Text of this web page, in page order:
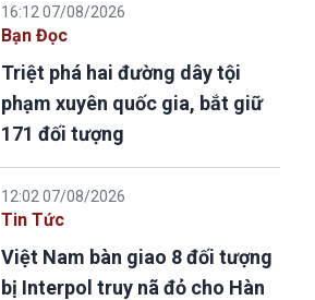
16:12 07/08/2026
Bạn Đọc
Triệt phá hai đường dây tội
phạm xuyên quốc gia, bắt giữ
171 đối tượng
12:02 07/08/2026
Tin Tức
Việt Nam bàn giao 8 đối tượng
bị Interpol truy nã đỏ cho Hàn